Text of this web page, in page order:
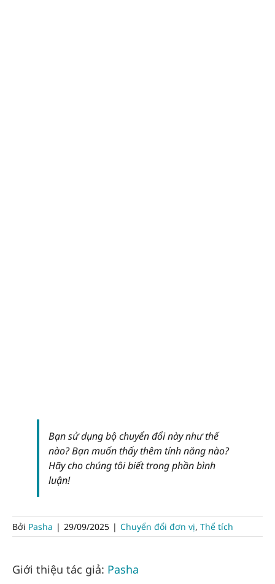
Bạn sử dụng bộ chuyển đổi này như thế
nào? Bạn muốn thấy thêm tính năng nào?
Hãy cho chúng tôi biết trong phần bình
luận!
Bởi Pasha | 29/09/2025 | Chuyển đổi đơn vị, Thể tích
Giới thiệu tác giả: Pasha